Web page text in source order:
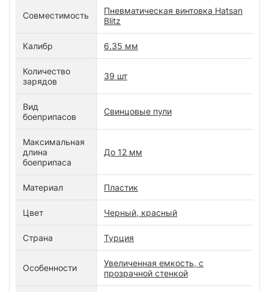
Совместимость
Пневматическая винтовка Hatsan
Blitz
Калибр 6.35 мм
Количество
зарядов
39 шт
Вид
боеприпасов
Свинцовые пули
Максимальная
длина
боеприпаса
До 12 мм
Материал Пластик
Цвет Черный, красный
Страна Турция
Особенности
Увеличенная емкость, с
прозрачной стенкой